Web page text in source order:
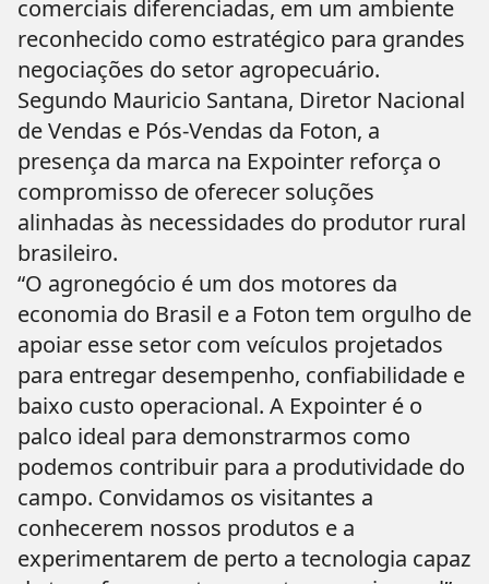
comerciais diferenciadas, em um ambiente
reconhecido como estratégico para grandes
negociações do setor agropecuário.
Segundo Mauricio Santana, Diretor Nacional
de Vendas e Pós-Vendas da Foton, a
presença da marca na Expointer reforça o
compromisso de oferecer soluções
alinhadas às necessidades do produtor rural
brasileiro.
“O agronegócio é um dos motores da
economia do Brasil e a Foton tem orgulho de
apoiar esse setor com veículos projetados
para entregar desempenho, confiabilidade e
baixo custo operacional. A Expointer é o
palco ideal para demonstrarmos como
podemos contribuir para a produtividade do
campo. Convidamos os visitantes a
conhecerem nossos produtos e a
experimentarem de perto a tecnologia capaz